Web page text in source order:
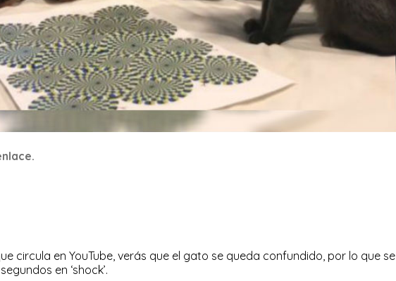
circula en YouTube, verás que el gato se queda confundido, por lo que se
en ‘shock’.